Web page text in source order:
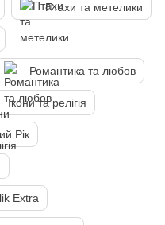
Птахи та метелики
Романтика та любов
Ікони та релігія
Рік
Extra